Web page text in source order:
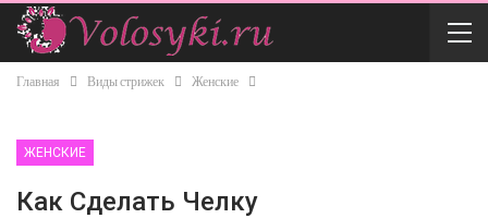
Главная Виды стрижек Женские
ЖЕНСКИЕ
Как Сделать Челку